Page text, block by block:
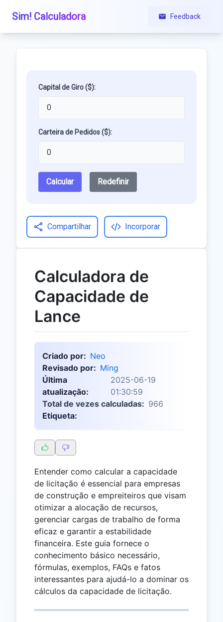
Sim! Calculadora Feedback
Capital de Giro ($):
Carteira de Pedidos ($):
Calcular Redefinir
Compartilhar Incorporar
Calculadora de
Capacidade de
Lance
Criado por: Neo
Revisado por: Ming
Última
atualização:
2025-06-19
01:30:59
Total de vezes calculadas: 966
Etiqueta:
Entender como calcular a capacidade
de licitação é essencial para empresas
de construção e empreiteiros que visam
otimizar a alocação de recursos,
gerenciar cargas de trabalho de forma
eficaz e garantir a estabilidade
financeira. Este guia fornece o
conhecimento básico necessário,
fórmulas, exemplos, FAQs e fatos
interessantes para ajudá-lo a dominar os
cálculos da capacidade de licitação.